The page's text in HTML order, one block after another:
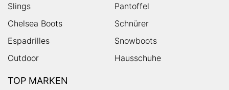
Slings
Pantoffel
Chelsea Boots
Schnürer
Espadrilles
Snowboots
Outdoor
Hausschuhe
TOP MARKEN